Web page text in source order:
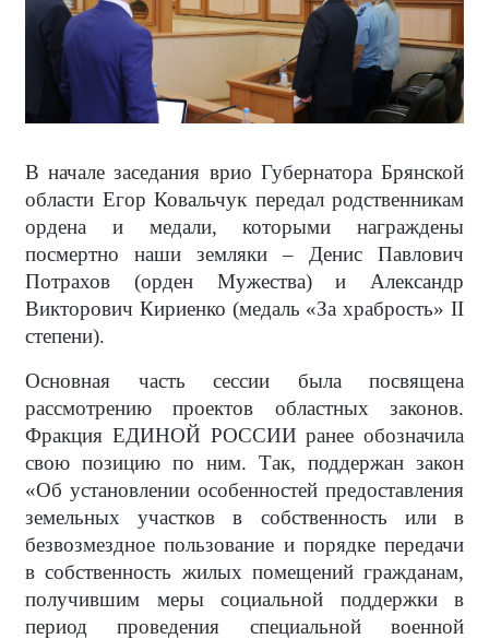
В начале заседания врио Губернатора Брянской
области Егор Ковальчук передал родственникам
ордена и медали, которыми награждены
посмертно наши земляки – Денис Павлович
Потрахов (орден Мужества) и Александр
Викторович Кириенко (медаль «За храбрость» II
степени).
Основная часть сессии была посвящена
рассмотрению проектов областных законов.
Фракция ЕДИНОЙ РОССИИ ранее обозначила
свою позицию по ним. Так, поддержан закон
«Об установлении особенностей предоставления
земельных участков в собственность или в
безвозмездное пользование и порядке передачи
в собственность жилых помещений гражданам,
получившим меры социальной поддержки в
период проведения специальной военной